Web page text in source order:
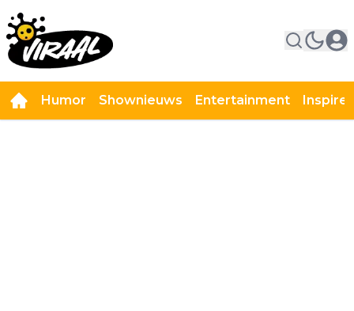
Humor Shownieuws Entertainment